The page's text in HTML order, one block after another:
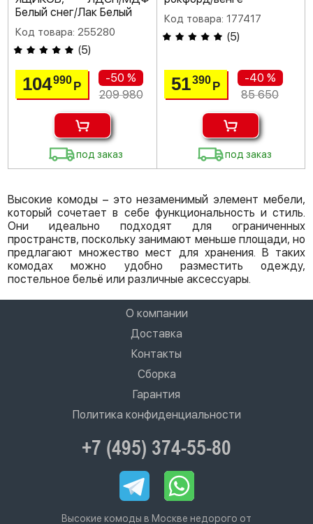
Белый снег/Лак Белый
Код товара: 255280
(5)
104990Р
-50 %
209 980
под заказ
Код товара: 177417
(5)
51390 Р
-40 %
85 650
под заказ
Высокие комоды – это незаменимый элемент мебели,
который сочетает в себе функциональность и стиль.
Они идеально подходят для ограниченных
пространств, поскольку занимают меньше площади, но
предлагают множество мест для хранения. В таких
комодах можно удобно разместить одежду,
постельное бельё или различные аксессуары.
О компании
Доставка
Контакты
Сборка
Гарантия
Политика конфиденциальности
+7 (495) 374-55-80
Высокие комоды в Москве недорого от